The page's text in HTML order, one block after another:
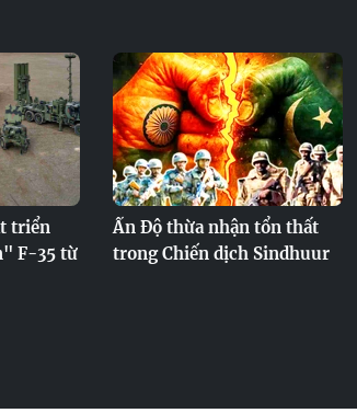
triển
F-35 từ
Ấn Độ thừa nhận tổn thất
trong Chiến dịch Sindhuur